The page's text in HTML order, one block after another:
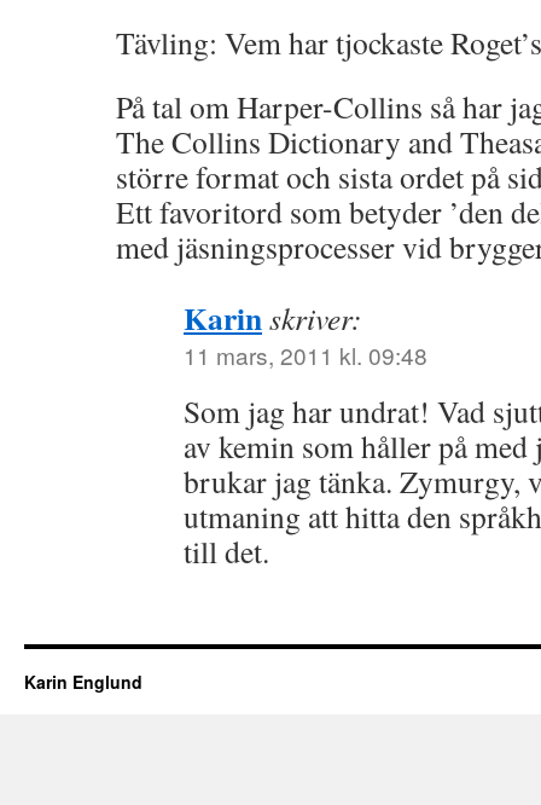
Tävling: Vem har tjockaste
På tal om Harper-Collins så har
The Collins Dictionary and
större format och sista ordet på
Ett favoritord som betyder ’den
med jäsningsprocesser vid
Karinskriver:
11 mars, 2011 kl. 09:48
Som jag har undrat! Vad
av kemin som håller på med
brukar jag tänka. Zymurgy,
utmaning att hitta den
till det.
Karin Englund